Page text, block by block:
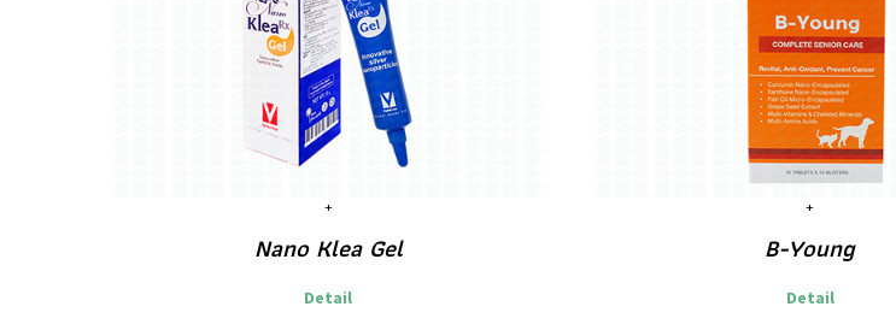
Nano Klea Gel
Detail
B-Young
Detail